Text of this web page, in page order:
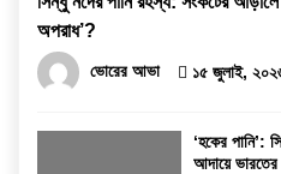
অপরাধ’?
ভোরের আভা ১৫ জুলাই,
‘হকের পানি’:
আদায়ে